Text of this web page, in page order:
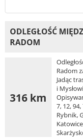
ODLEGŁOŚĆ
RADOM
316 km
Radom
Jadąc
i
7, 12,
Rybnik,